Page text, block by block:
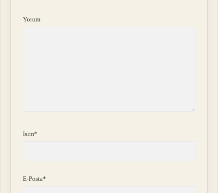
Yorum
İsim*
E-Posta*